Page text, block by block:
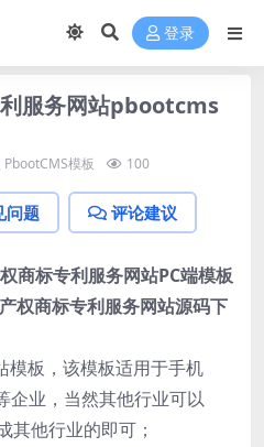
登录
服务网站pbootcms
PbootCMS模板 100
问题 评论建议
商标专利服务网站PC端模板
权商标专利服务网站源码下
板，该模板适用于手机
企业，当然其他行业可以
其他行业的即可；